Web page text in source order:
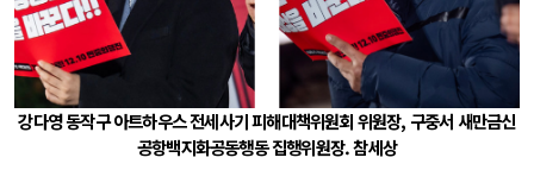
강다영 동작구 아트하우스 전세사기 피해대책위원회 위원장, 구중서 새만금신
공항백지화공동행동 집행위원장. 참세상